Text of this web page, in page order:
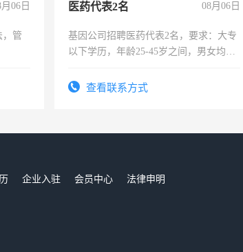
06日
，管
医药代表2名 08月06日
基因公司招聘医药代表2名，要求：大专
以下学历，年龄25-45岁之间，男女均
表或者有医学资质的优先，底薪+绩效，
查看联系方式
企业入驻 会员中心
法律申明